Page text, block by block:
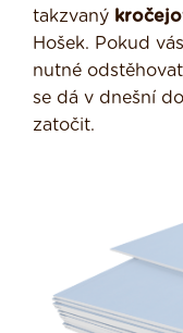
takzvaný
Hošek. Pokud
nutné
se dá v dnešní
zatočit.